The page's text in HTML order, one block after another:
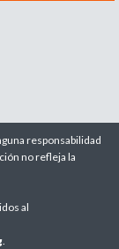
responsabilidad
no refleja la
al
.